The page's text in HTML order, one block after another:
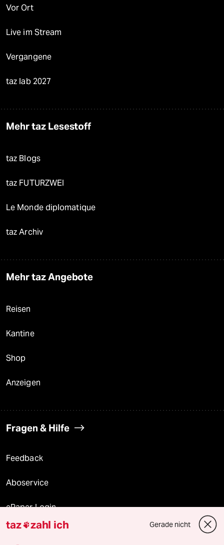
Vor Ort
Live im Stream
Vergangene
taz lab 2027
Mehr taz Lesestoff
taz Blogs
taz FUTURZWEI
Le Monde diplomatique
taz Archiv
Mehr taz Angebote
Reisen
Kantine
Shop
Anzeigen
Fragen & Hilfe
Feedback
Aboservice
ePaper Login
Downloads für Abonnierende
taz zahl ich Gerade nicht